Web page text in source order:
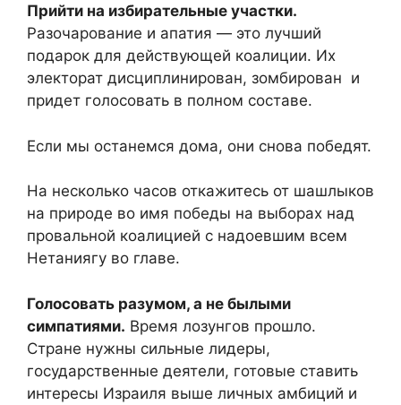
Прийти на избирательные участки.
Разочарование и апатия — это лучший
подарок для действующей коалиции. Их
электорат дисциплинирован, зомбирован и
придет голосовать в полном составе.
Если мы останемся дома, они снова победят.
На несколько часов откажитесь от шашлыков
на природе во имя победы на выборах над
провальной коалицией с надоевшим всем
Нетаниягу во главе.
Голосовать разумом, а не былыми
симпатиями. Время лозунгов прошло.
Стране нужны сильные лидеры,
государственные деятели, готовые ставить
интересы Израиля выше личных амбиций и